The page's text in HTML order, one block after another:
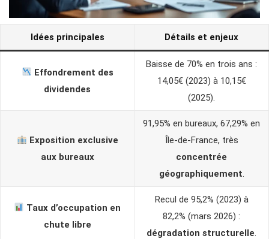
Idées principales Détails et enjeux
Effondrement des
dividendes
Baisse de 70% en trois ans :
14,05€ (2023) à 10,15€
(2025).
Exposition exclusive
aux bureaux
91,95% en bureaux, 67,29% en
Île-de-France, très
concentrée
géographiquement.
Taux d’occupation en
chute libre
Recul de 95,2% (2023) à
82,2% (mars 2026) :
dégradation structurelle.